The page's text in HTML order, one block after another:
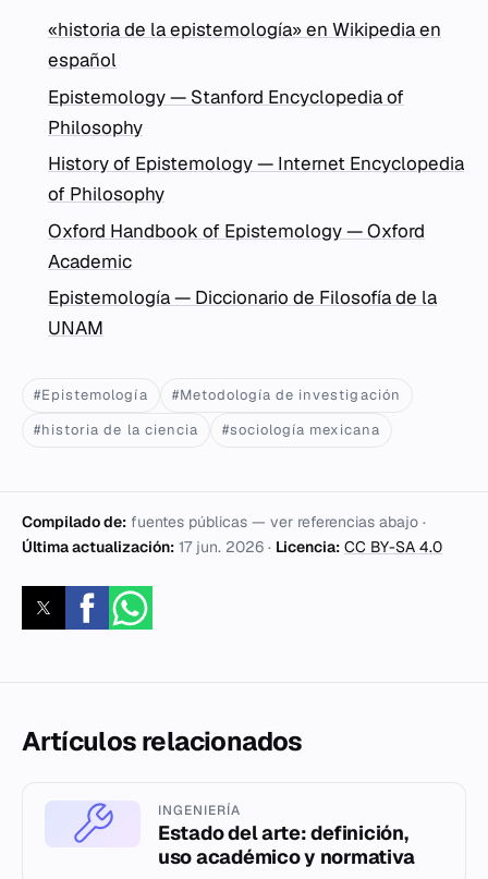
«historia de la epistemología» en Wikipedia en
español
Epistemology — Stanford Encyclopedia of
Philosophy
History of Epistemology — Internet Encyclopedia
of Philosophy
Oxford Handbook of Epistemology — Oxford
Academic
Epistemología — Diccionario de Filosofía de la
UNAM
#Epistemología
#Metodología de investigación
#historia de la ciencia
#sociología mexicana
Compilado de: fuentes públicas — ver referencias abajo ·
Última actualización: 17 jun. 2026 · Licencia: CC BY-SA 4.0
Artículos relacionados
INGENIERÍA
Estado del arte: definición,
uso académico y normativa